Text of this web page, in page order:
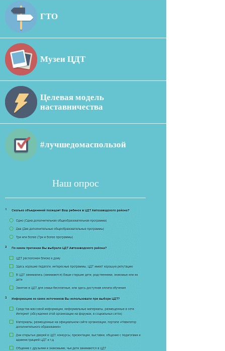
ГТО
Музеи ЦДТ
Целевая модель
наставничества
#лучшедомаспользой
Наш опрос